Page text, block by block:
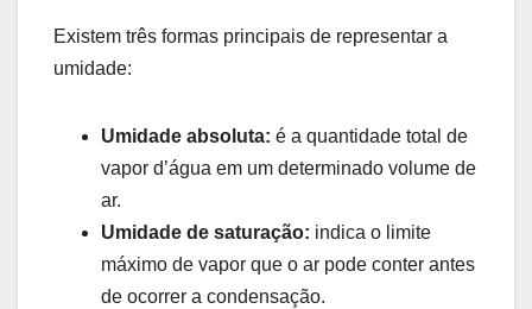
Existem três formas principais de representar a
umidade:
Umidade absoluta: é a quantidade total de
vapor d’água em um determinado volume de
ar.
Umidade de saturação: indica o limite
máximo de vapor que o ar pode conter antes
de ocorrer a condensação.